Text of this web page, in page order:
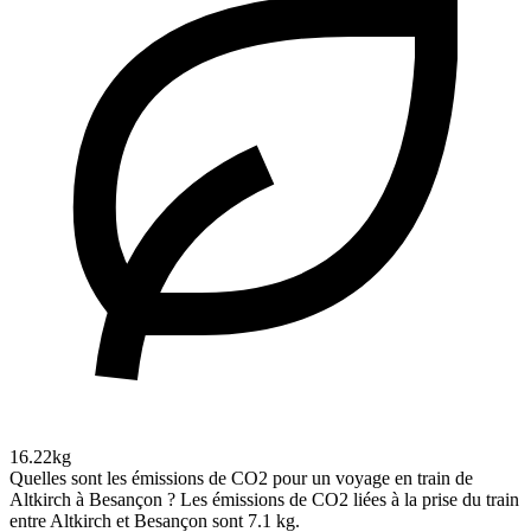
16.22kg
Quelles sont les émissions de CO2 pour un voyage en train de
Altkirch à Besançon ? Les émissions de CO2 liées à la prise du train
entre Altkirch et Besançon sont 7.1 kg.